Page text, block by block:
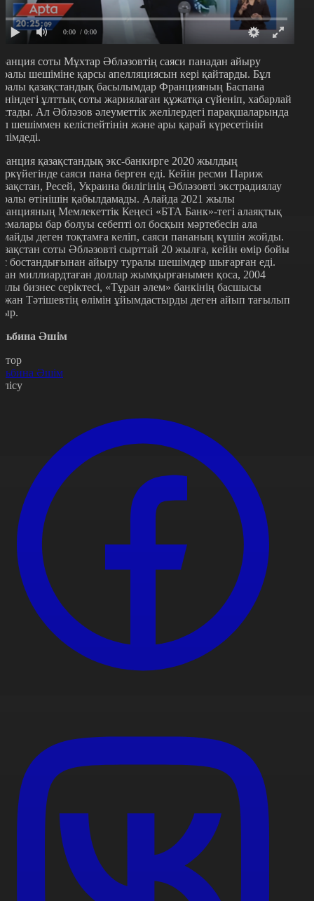
0:00 / 0:00
соты Мұхтар Әбләзовтің саяси панадан айыру
шешіміне қарсы апелляциясын кері қайтарды. Бұл
қазақстандық басылымдар Францияның Баспана
ұлттық соты жариялаған құжатқа сүйеніп, хабарлай
Ал Әбләзов әлеуметтік желілердегі парақшаларында
шешіммен келіспейтінін және ары қарай күресетінін
қазақстандық экс-банкирге 2020 жылдың
саяси пана берген еді. Кейін ресми Париж
Ресей, Украина билігінің Әбләзовті экстрадиялау
өтінішін қабылдамады. Алайда 2021 жылы
Мемлекеттік Кеңесі «БТА Банк»-тегі алаяқтық
бар болуы себепті ол босқын мәртебесін ала
деген тоқтамға келіп, саяси пананың күшін жойды.
соты Әбләзовті сырттай 20 жылға, кейін өмір бойы
бостандығынан айыру туралы шешімдер шығарған еді.
миллиардтаған доллар жымқырғанымен қоса, 2004
бизнес серіктесі, «Тұран әлем» банкінің басшысы
Тәтішевтің өлімін ұйымдастырды деген айып тағылып
Әшім
Әшім